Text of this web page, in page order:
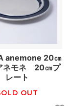
anemone 20㎝
ネモネ 20㎝プ
レート
OUT